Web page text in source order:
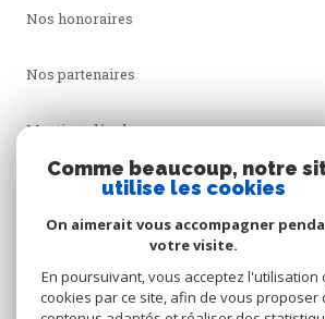
Nos honoraires
Nos partenaires
Mentions légales
Cookies
Comme beaucoup, notre
utilise les cookies
On aimerait vous accompagner
votre visite.
En poursuivant, vous acceptez l'utilisation
cookies par ce site, afin de vous proposer